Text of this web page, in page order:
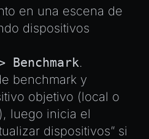
en una escena de
dispositivos
Benchmark.
benchmark y
objetivo (local o
luego inicia el
dispositivos” si